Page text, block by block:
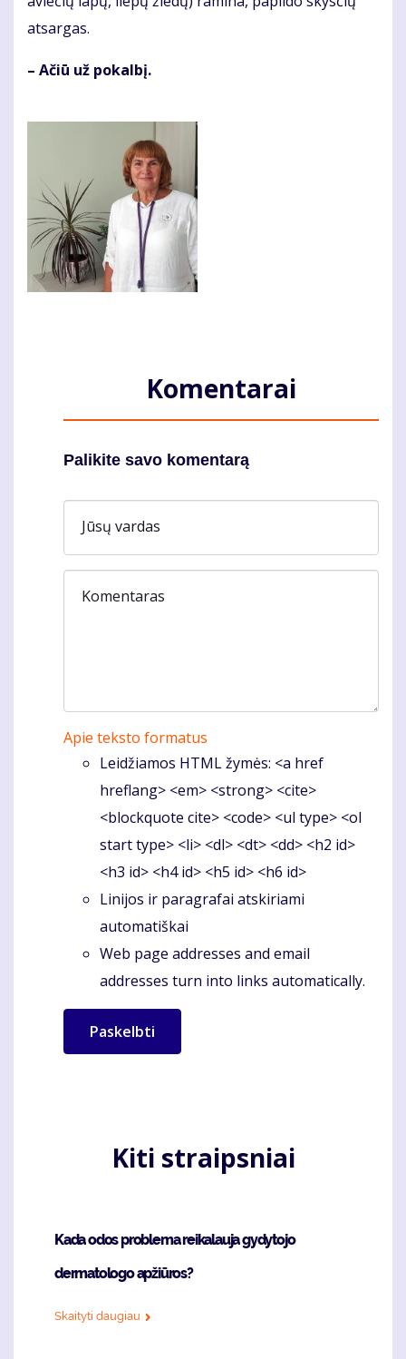
atsargas.
– Ačiū už pokalbį.
Komentarai
Palikite savo komentarą
Jūsų vardas
Komentaras
Apie teksto formatus
Leidžiamos HTML žymės: <a href
hreflang> <em> <strong> <cite>
<blockquote cite> <code> <ul type> <ol
start type> <li> <dl> <dt> <dd> <h2 id>
<h3 id> <h4 id> <h5 id> <h6 id>
Linijos ir paragrafai atskiriami
automatiškai
Web page addresses and email
addresses turn into links automatically.
Kiti straipsniai
Kada odos problema reikalauja gydytojo
dermatologo apžiūros?
Skaityti daugiau